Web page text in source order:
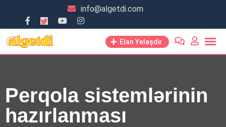
content
info@algetdi.com
Elan Yeləşdir
Perqola sistemlərinin
hazırlanması